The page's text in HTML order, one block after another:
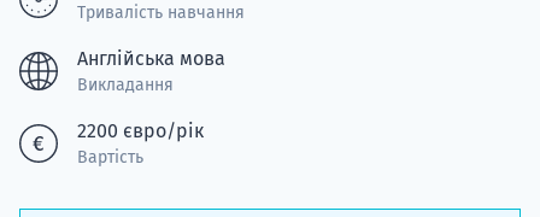
Тривалість навчання
Англійська мова
Викладання
2200 євро/рік
Вартість